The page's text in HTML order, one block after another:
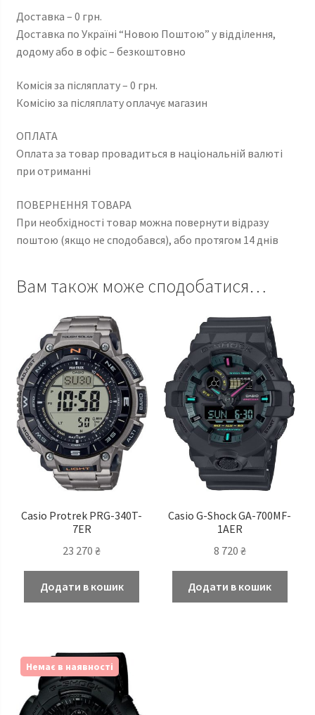
Доставка – 0 грн.
Доставка по Україні “Новою Поштою” у відділення,
додому або в офіс – безкоштовно
Комісія за післяплату – 0 грн.
Комісію за післяплату оплачує магазин
ОПЛАТА
Оплата за товар провадиться в національній валюті
при отриманні
ПОВЕРНЕННЯ ТОВАРА
При необхідності товар можна повернути відразу
поштою (якщо не сподобався), або протягом 14 днів
Вам також може сподобатися…
Casio Protrek PRG-340T-
7ER
23 270₴
Додати в кошик
Casio G-Shock GA-700MF-
1AER
8 720 ₴
Додати в кошик
Немає в наявності